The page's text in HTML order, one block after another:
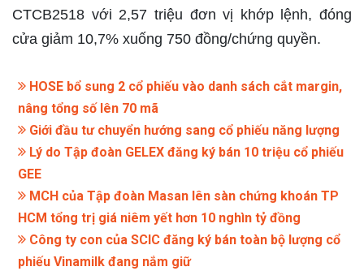
CTCB2518 với 2,57 triệu đơn vị khớp lệnh, đóng
cửa giảm 10,7% xuống 750 đồng/chứng quyền.
HOSE bổ sung 2 cổ phiếu vào danh sách cắt margin,
nâng tổng số lên 70 mã
Giới đầu tư chuyển hướng sang cổ phiếu năng lượng
Lý do Tập đoàn GELEX đăng ký bán 10 triệu cổ phiếu
GEE
MCH của Tập đoàn Masan lên sàn chứng khoán TP
HCM tổng trị giá niêm yết hơn 10 nghìn tỷ đồng
Công ty con của SCIC đăng ký bán toàn bộ lượng cổ
phiếu Vinamilk đang nắm giữ